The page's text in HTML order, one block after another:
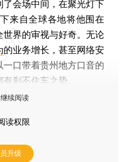
会场中间，在聚光灯下
来自全球各地将他围在
界的审视与好奇。无论
的业务增长，甚至网络安
口带着贵州地方口音的
刹不住车之势。
续阅读
读权限
升级